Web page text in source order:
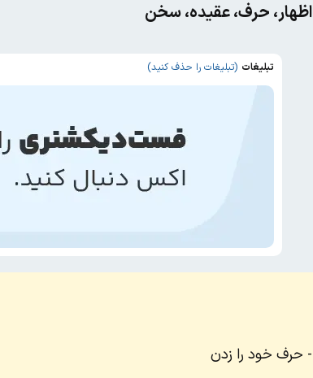
اظهار، حرف، عقیده، سخن
تبلیغات (تبلیغات را حذف کنید)
حرف خود را زدن